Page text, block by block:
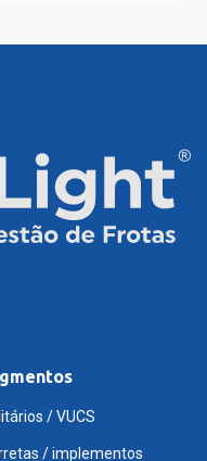
/ VUCS
/ implementos